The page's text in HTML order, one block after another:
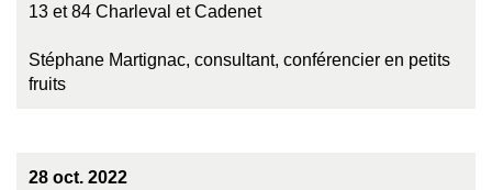
13 et 84 Charleval et Cadenet
Stéphane Martignac, consultant, conférencier en petits
fruits
28 oct. 2022